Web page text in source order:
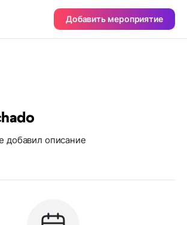
Добавить мероприятие
добавил описание